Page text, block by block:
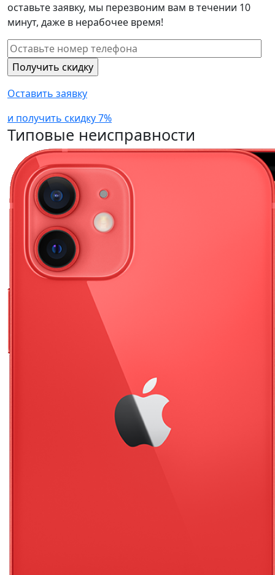
оставьте заявку, мы перезвоним вам в течении 10
минут, даже в нерабочее время!
Оставить заявку
и получить скидку 7%
Типовые неисправности